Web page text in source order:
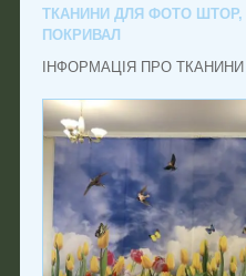
ТКАНИНИ ДЛЯ ФОТО
ПОКРИВАЛ
ІНФОРМАЦІЯ ПРО ТКАНИНИ